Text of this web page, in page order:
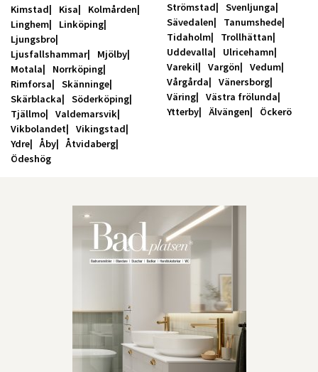
Kimstad Kisa
Kolmården
Linghem
Linköping
Ljungsbro
Ljusfallshammar
Mjölby
Motala
Norrköping
Rimforsa
Skänninge
Skärblacka
Söderköping
Tjällmo
Valdemarsvik
Vikbolandet
Vikingstad
Ydre
Åby
Åtvidaberg
Ödeshög
Strömstad
Svenljunga
Sävedalen
Tanumshede
Tidaholm
Trollhättan
Uddevalla
Ulricehamn
Varekil
Vargön
Vedum
Vårgårda
Vänersborg
Väring
Västra frölunda
Ytterby
Älvängen Öckerö